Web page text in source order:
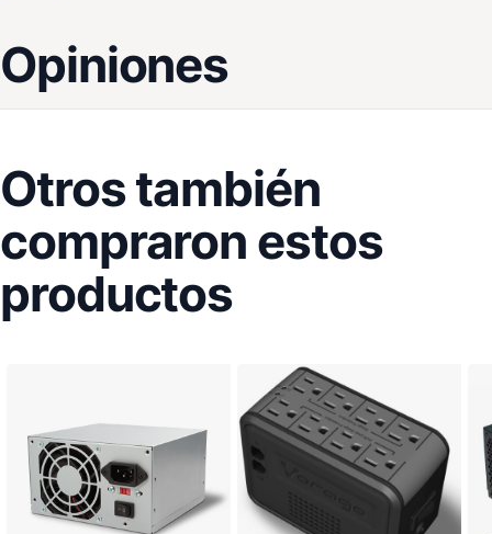
Opiniones
Otros también
compraron estos
productos